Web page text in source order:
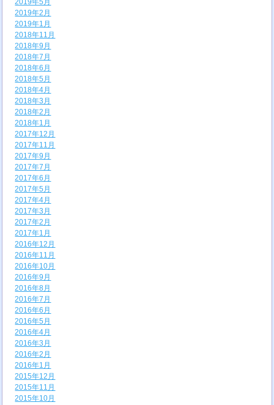
2019年5月
2019年2月
2019年1月
2018年11月
2018年9月
2018年7月
2018年6月
2018年5月
2018年4月
2018年3月
2018年2月
2018年1月
2017年12月
2017年11月
2017年9月
2017年7月
2017年6月
2017年5月
2017年4月
2017年3月
2017年2月
2017年1月
2016年12月
2016年11月
2016年10月
2016年9月
2016年8月
2016年7月
2016年6月
2016年5月
2016年4月
2016年3月
2016年2月
2016年1月
2015年12月
2015年11月
2015年10月